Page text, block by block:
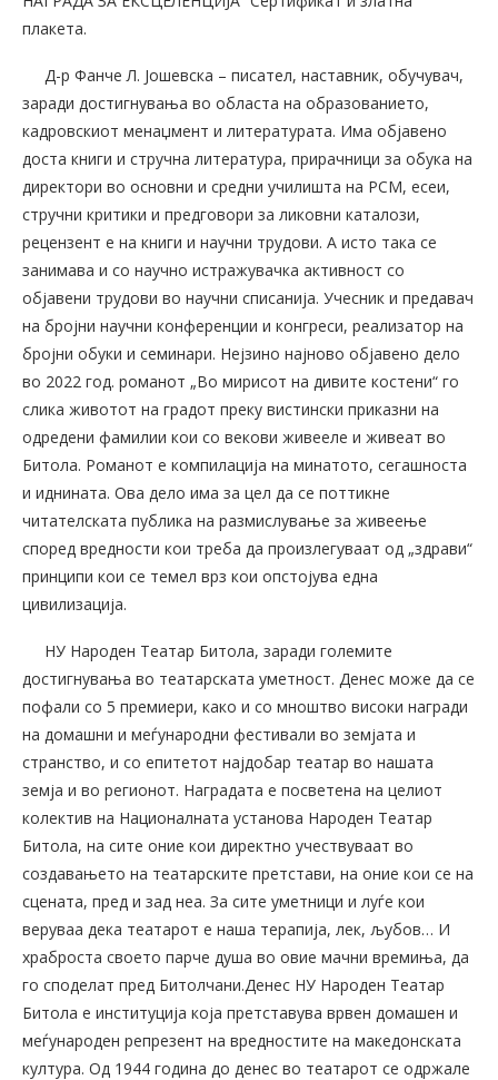
плакета.
Д-р Фанче Л. Јошевска – писател, наставник, обучувач,
заради достигнувања во областа на образованието,
кадровскиот менаџмент и литературата. Има објавено
доста книги и стручна литература, прирачници за обука на
директори во основни и средни училишта на РСМ, есеи,
стручни критики и предговори за ликовни каталози,
рецензент е на книги и научни трудови. А исто така се
занимава и со научно истражувачка активност со
објавени трудови во научни списанија. Учесник и предавач
на бројни научни конференции и конгреси, реализатор на
бројни обуки и семинари. Нејзино најново објавено дело
во 2022 год. романот „Во мирисот на дивите костени“ го
слика животот на градот преку вистински приказни на
одредени фамилии кои со векови живееле и живеат во
Битола. Романот е компилација на минатото, сегашноста
и иднината. Ова дело има за цел да се поттикне
читателската публика на размислување за живеење
според вредности кои треба да произлегуваат од „здрави“
принципи кои се темел врз кои опстојува една
цивилизација.
НУ Народен Театар Битола, заради големите
достигнувања во театарската уметност. Денес може да се
пофали со 5 премиери, како и со мноштво високи награди
на домашни и меѓународни фестивали во земјата и
странство, и со епитетот најдобар театар во нашата
земја и во регионот. Наградата е посветена на целиот
колектив на Националната установа Народен Театар
Битола, на сите оние кои директно учествуваат во
создавањето на театарските претстави, на оние кои се на
сцената, пред и зад неа. За сите уметници и луѓе кои
веруваа дека театарот е наша терапија, лек, љубов… И
храброста своето парче душа во овие мачни времиња, да
го споделат пред Битолчани.Денес НУ Народен Театар
Битола е институција која претставува врвен домашен и
меѓународен репрезент на вредностите на македонската
култура. Од 1944 година до денес во театарот се одржале